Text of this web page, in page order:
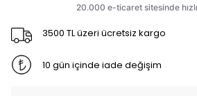
3500 TL üzeri ücretsiz kargo
10 gün içinde iade değişim